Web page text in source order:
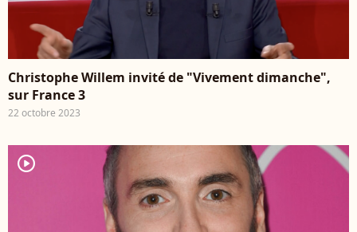
Christophe Willem invité de "Vivement dimanche",
sur France 3
22 octobre 2023
player2